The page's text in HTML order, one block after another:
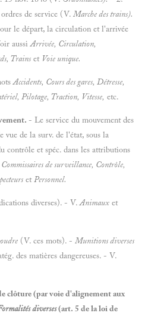
de service (V. Marche des trains).
le départ, la circulation et l'arrivée
aussiArrivée, Circulation,
Trains et Voie unique.
Accidents, Cours des gares, Détresse,
Pilotage, Traction, Vitesse, etc.
- Le service du mouvement des
vue de la surv. de l'état, sous la
contrôle et spéc. dans les attributions
Commissaires de surveillance, Contrôle,
etPersonnel.
diverses). - V.Animaux et
(V. ces mots). - Munitions diverses
des matières dangereuses. - V.
clôture (par voie d'alignement aux
diverses(art. 5 de la loi de